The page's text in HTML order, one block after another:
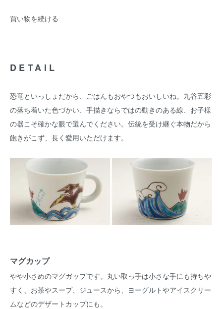
買い物を続ける
DETAIL
恐竜といっしょだから、ごはんもおやつもおいしいね。九谷五彩
の落ち着いた色づかい、手描きならではの動きのある線、お子様
の器こそ確かな眼で選んでください。伝統を受け継ぐ本物だから
飽きがこず、長く愛用いただけます。
マグカップ
やや小さめのマグガップです。丸い取っ手は小さな手にも持ちや
すく、お茶やスープ、ジュースから、ヨーグルトやアイスクリー
ムなどのデザートカップにも。